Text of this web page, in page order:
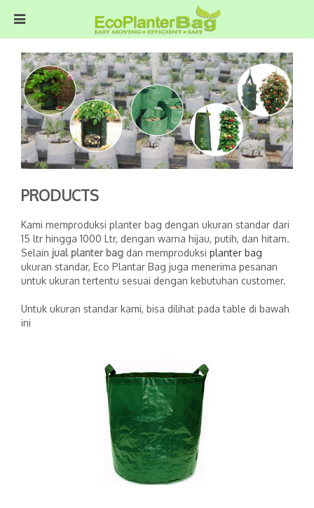
PRODUCTS
Kami memproduksi planter bag dengan ukuran standar dari
15 ltr hingga 1000 Ltr, dengan warna hijau, putih, dan hitam.
Selain jual planter bag dan memproduksi planter bag
ukuran standar, Eco Plantar Bag juga menerima pesanan
untuk ukuran tertentu sesuai dengan kebutuhan customer.
Untuk ukuran standar kami, bisa dilihat pada table di bawah
ini